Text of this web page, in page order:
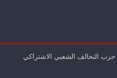
التحالف الشعبي الاشتراكي